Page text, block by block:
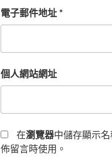
電子郵件地址*
個人網站網址
在瀏覽器中儲存顯示
佈留言時使用。